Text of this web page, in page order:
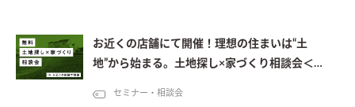
お近くの店舗にて開催！理想の住まいは“土
地”から始まる。土地探し×家づくり相談会＜予
セミナー・相談会